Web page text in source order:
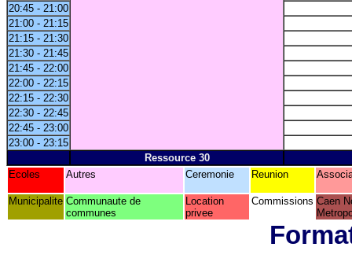
20:45 - 21:00
21:00 - 21:15
21:15 - 21:30
21:30 - 21:45
21:45 - 22:00
22:00 - 22:15
22:15 - 22:30
22:30 - 22:45
22:45 - 23:00
23:00 - 23:15
Ressource 30
Ecoles
Autres Ceremonie Reunion
Municipalite Communaute de
communes
Location
privee
Commissions Caen